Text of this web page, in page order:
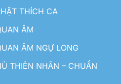
THÍCH CA
ÂM
ÂM NGỰ LONG
THIÊN NHÃN – CHUẨN